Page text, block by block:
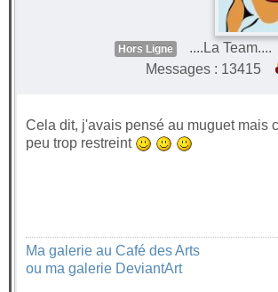
Hors Ligne
....La Team....
Messages : 13415
Cela dit, j'avais pensé au muguet mais
peu trop restreint
Ma galerie au Café des Arts
ou ma galerie DeviantArt